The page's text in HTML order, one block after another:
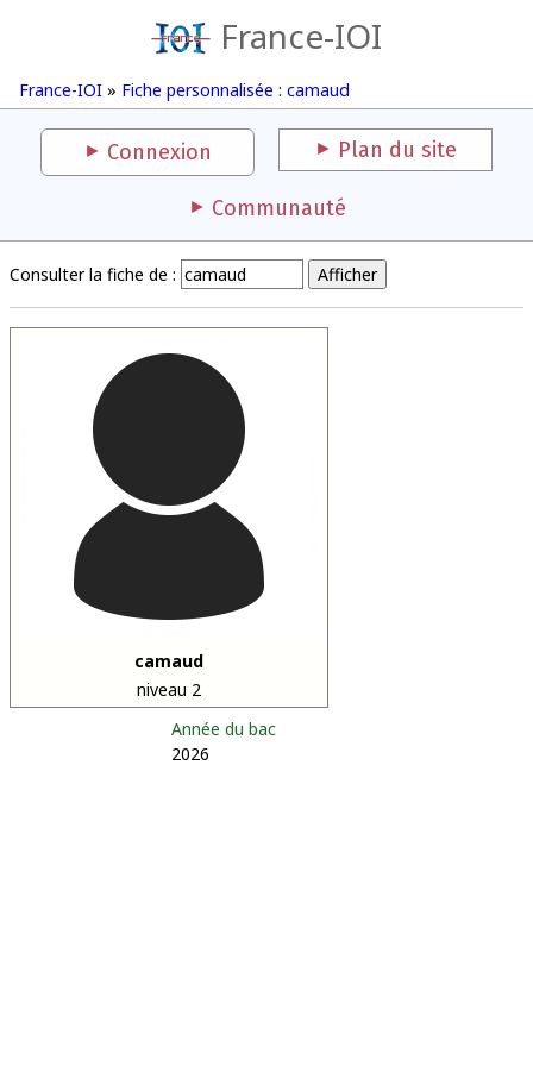
France-IOI
France-IOI » Fiche personnalisée : camaud
Connexion Plan du site
Communauté
Consulter la fiche de :
camaud
niveau 2
Année du bac
2026